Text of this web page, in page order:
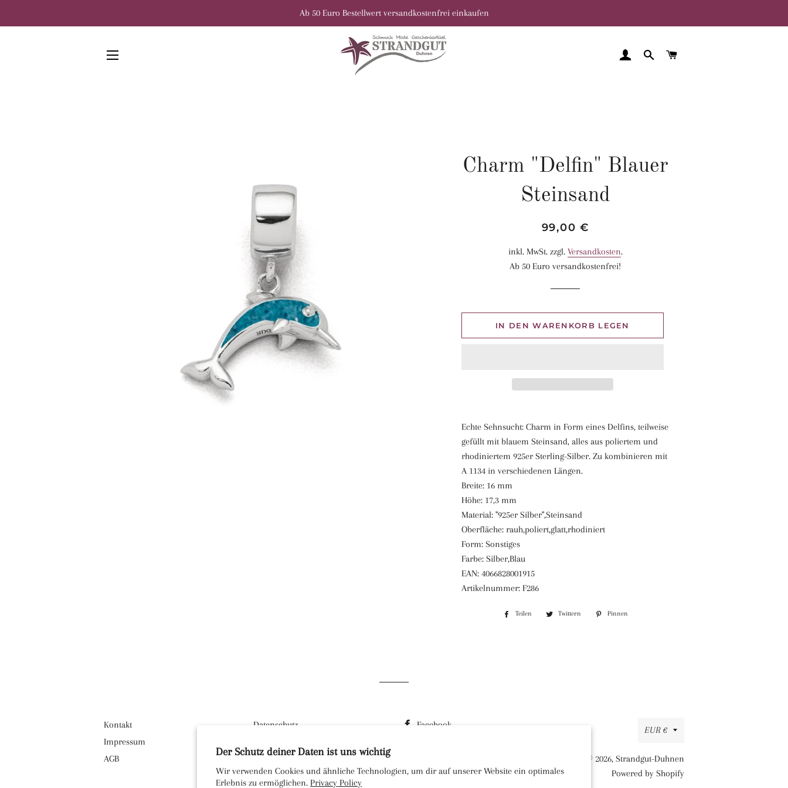
Der Schutz deiner Daten ist uns wichtig
Wir verwenden Cookies und ähnliche Technologien, um dir auf unserer Website ein optimales
Erlebnis zu ermöglichen. Privacy Policy
Ab 50 Euro Bestellwert versandkostenfrei einkaufen
EINLOGGEN
SUCHE
Charm "Delfin" Blauer
Steinsand
Normaler
Sonderpreis
99,00 €
inkl. MwSt. zzgl. Versandkosten.
Ab 50 Euro versandkostenfrei!
IN DEN WARENKORB LEGEN
Echte Sehnsucht: Charm in Form eines Delfins, teilweise
gefüllt mit blauem Steinsand, alles aus poliertem und
rhodiniertem 925er Sterling-Silber. Zu kombinieren mit
A 1134 in verschiedenen Längen.
Breite: 16 mm
Höhe: 17,3 mm
Material: "925er Silber",Steinsand
Oberfläche: rauh,poliert,glatt,rhodiniert
Form: Sonstiges
Farbe: Silber,Blau
EAN: 4066828001915
Artikelnummer: F286
Teilen
Auf
Twittern
Auf
Pinnen
Kontakt
Impressum
AGB
Datenschutz
Widerrufsbelehrung
Facebook
Währung
EUR €
© 2026, Strandgut-Duhnen
Powered by Shopify